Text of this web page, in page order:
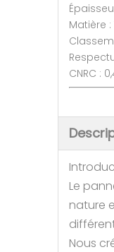
Matière
CNRC :
Le
nature
Nous